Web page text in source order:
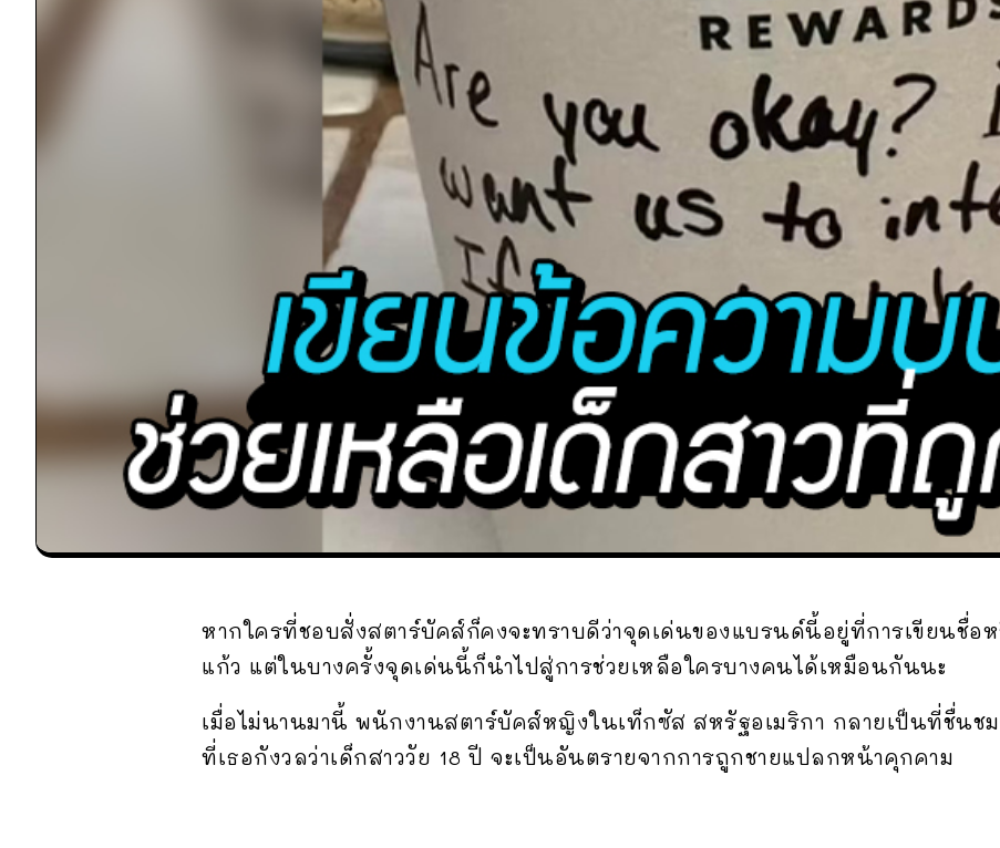
หากใครที่ชอบสั่งสตาร์บัคส์ก็คงจะทราบดีว่าจุดเด่นของแบรนด์นี้อยู่ที่การเขียนชื่อห
แก้ว แต่ในบางครั้งจุดเด่นนี้ก็นำไปสู่การช่วยเหลือใครบางคนได้เหมือนกันนะ
เมื่อไม่นานมานี้ พนักงานสตาร์บัคส์หญิงในเท็กซัส สหรัฐอเมริกา กลายเป็นที่ชื่นช
ที่เธอกังวลว่าเด็กสาววัย 18 ปี จะเป็นอันตรายจากการถูกชายแปลกหน้าคุกคาม